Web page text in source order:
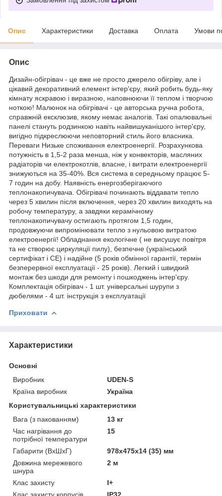
Опис Характеристики Доставка Оплата Умови
Опис
Дизайн-обігрівач - це вже не просто джерело обігріву, але і
цікавий декоративний елемент інтер'єру, який робить будь-яку
кімнату яскравою і виразною, наповнюючи її теплом і творчою
ноткою! Малюнок на обігрівачі - це авторська ручна робота,
справжній ексклюзив, якому немає аналогів. Такі опалювальні
панелі стануть родзинкою навіть найвишуканішого інтер'єру,
вигідно підкреслюючи неповторний стиль його власника.
Переваги Низьке споживання електроенергії. Розрахункова
потужність в 1,5-2 раза менша, ніж у конвекторів, масляних
радіаторів чи електрокотлів, власне, і витрати електроенергії
знижуються на 35-40%. Вся система в середньому працює 5-
7 годин на добу. Наявність енергозберігаючого
теплонакопичувача. Обігрівачі починають віддавати тепло
через 5 хвилин після включення, через 20 хвилин виходять на
робочу температуру, а завдяки керамічному
теплонакопичувачу остигають протягом 1,5 годин,
продовжуючи випромінювати тепло з нульовою витратою
електроенергії! Обладнання екологічне ( не висушує повітря
та не створює циркуляції пилу), безпечне (український
сертифікат і СЕ) і надійне (5 років обмінної гарантії, термін
безперервної експлуатації - 25 років). Легкий і швидкий
монтаж без шкоди для ремонту і пошкоджень інтер'єру.
Комплектація обігрівач - 1 шт. універсальні шурупи з
дюбелями - 4 шт. інструкція з експлуатації
Приховати
Характеристики
Основні
Виробник
UDEN-S
Країна виробник
Україна
Користувальницькі характеристики
Вага (з пакованням)
13 кг
Час нагрівання до
потрібної температури
15
Габарити (ВхШхГ)
978х475х14 (35) мм
Довжина мережевого
шнура
2 м
Клас захисту
I+
Клас захисту корпусів
IP32